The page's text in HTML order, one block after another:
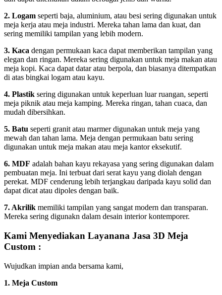
2. Logam seperti baja, aluminium, atau besi sering digunakan untuk
meja kerja atau meja industri. Mereka tahan lama dan kuat, dan
sering memiliki tampilan yang lebih modern.
3. Kaca dengan permukaan kaca dapat memberikan tampilan yang
elegan dan ringan. Mereka sering digunakan untuk meja makan atau
meja kopi. Kaca dapat datar atau berpola, dan biasanya ditempatkan
di atas bingkai logam atau kayu.
4. Plastik sering digunakan untuk keperluan luar ruangan, seperti
meja piknik atau meja kamping. Mereka ringan, tahan cuaca, dan
mudah dibersihkan.
5. Batu seperti granit atau marmer digunakan untuk meja yang
mewah dan tahan lama. Meja dengan permukaan batu sering
digunakan untuk meja makan atau meja kantor eksekutif.
6. MDF adalah bahan kayu rekayasa yang sering digunakan dalam
pembuatan meja. Ini terbuat dari serat kayu yang diolah dengan
perekat. MDF cenderung lebih terjangkau daripada kayu solid dan
dapat dicat atau dipoles dengan baik.
7. Akrilik memiliki tampilan yang sangat modern dan transparan.
Mereka sering digunakn dalam desain interior kontemporer.
Kami Menyediakan Layanana Jasa 3D Meja
Custom :
Wujudkan impian anda bersama kami,
1. Meja Custom